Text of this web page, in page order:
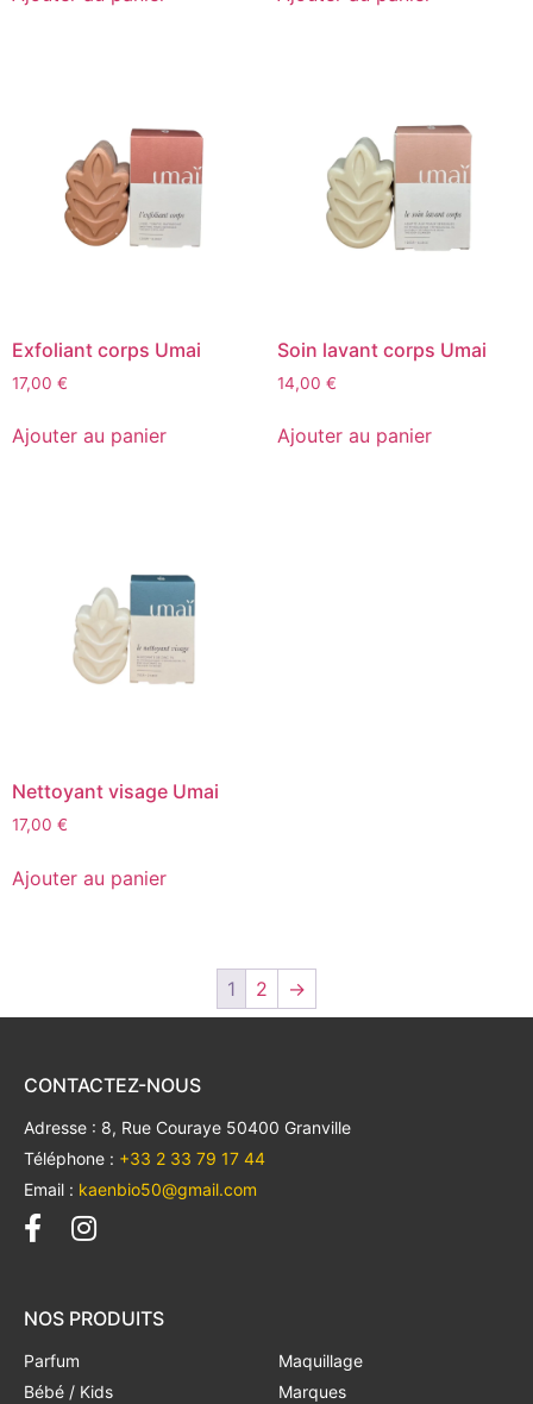
Exfoliant corps Umai
17,00 €
Ajouter au panier
Soin lavant corps Umai
14,00 €
Ajouter au panier
Nettoyant visage Umai
17,00 €
Ajouter au panier
1 2 →
CONTACTEZ-NOUS
Adresse : 8, Rue Couraye 50400 Granville
Téléphone : +33 2 33 79 17 44
Email : kaenbio50@gmail.com
NOS PRODUITS
Parfum
Bébé / Kids
Maquillage
Marques